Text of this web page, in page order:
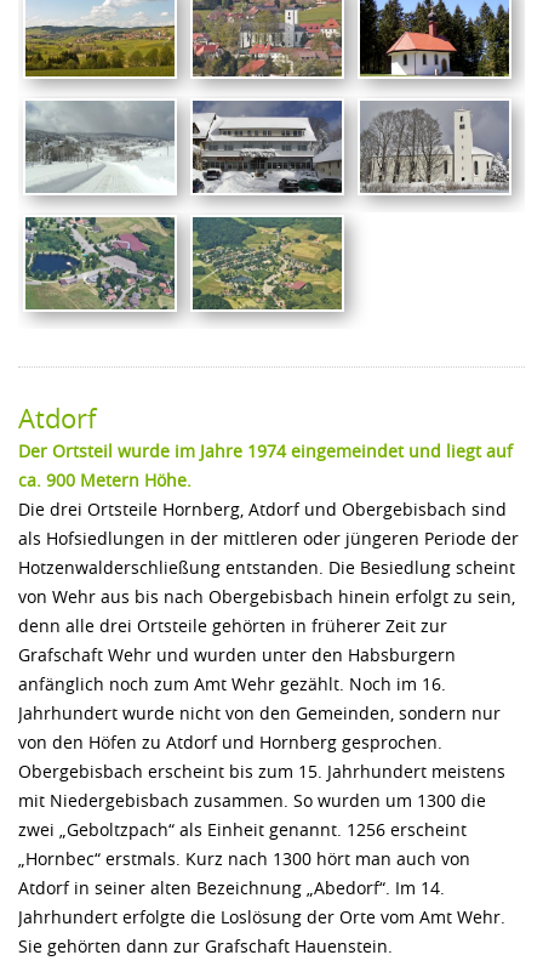
Atdorf
Der Ortsteil wurde im Jahre 1974 eingemeindet und liegt auf
ca. 900 Metern Höhe.
Die drei Ortsteile Hornberg, Atdorf und Obergebisbach sind
als Hofsiedlungen in der mittleren oder jüngeren Periode der
Hotzenwalderschließung entstanden. Die Besiedlung scheint
von Wehr aus bis nach Obergebisbach hinein erfolgt zu sein,
denn alle drei Ortsteile gehörten in früherer Zeit zur
Grafschaft Wehr und wurden unter den Habsburgern
anfänglich noch zum Amt Wehr gezählt. Noch im 16.
Jahrhundert wurde nicht von den Gemeinden, sondern nur
von den Höfen zu Atdorf und Hornberg gesprochen.
Obergebisbach erscheint bis zum 15. Jahrhundert meistens
mit Niedergebisbach zusammen. So wurden um 1300 die
zwei „Geboltzpach“ als Einheit genannt. 1256 erscheint
„Hornbec“ erstmals. Kurz nach 1300 hört man auch von
Atdorf in seiner alten Bezeichnung „Abedorf“. Im 14.
Jahrhundert erfolgte die Loslösung der Orte vom Amt Wehr.
Sie gehörten dann zur Grafschaft Hauenstein.